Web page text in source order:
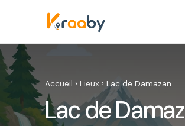
Accueil › Lieux › Lac de Damazan
Lac de